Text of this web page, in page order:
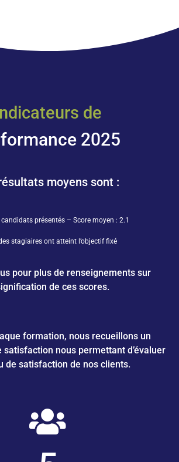
de
2025
moyens sont :
candidats présentés – Score moyen : 2.1
stagiaires ont atteint l’objectif fixé
pour plus de renseignements sur
de ces scores.
formation, nous recueillons un
nous permettant d’évaluer
de satisfaction de nos clients.
